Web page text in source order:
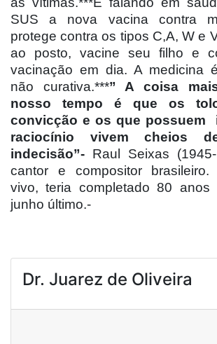
SUS a nova vacina contra
protege contra os tipos C,A, W e
ao posto, vacine seu filho e
vacinação em dia. A medicina
não curativa.***” A coisa
nosso tempo é que os
convicção e os que possuem
raciocínio vivem cheios
indecisão”- Raul Seixas
cantor e compositor
vivo, teria completado 80
junho último.-
Dr. Juarez de Oliveira